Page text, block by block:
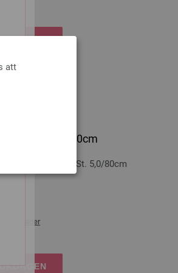
att
St. 5,0/80cm
trä: Multicolor St. 5,0/80cm